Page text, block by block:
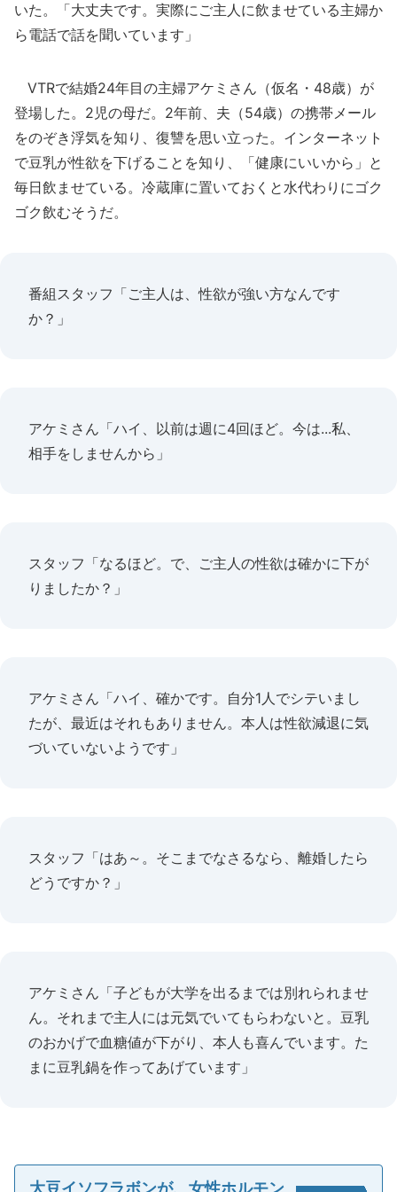
いた。「大丈夫です。実際にご主人に飲ませている主婦か
ら電話で話を聞いています」
VTRで結婚24年目の主婦アケミさん（仮名・48歳）が
登場した。2児の母だ。2年前、夫（54歳）の携帯メール
をのぞき浮気を知り、復讐を思い立った。インターネット
で豆乳が性欲を下げることを知り、「健康にいいから」と
毎日飲ませている。冷蔵庫に置いておくと水代わりにゴク
ゴク飲むそうだ。
番組スタッフ「ご主人は、性欲が強い方なんです
か？」
アケミさん「ハイ、以前は週に4回ほど。今は...私、
相手をしませんから」
スタッフ「なるほど。で、ご主人の性欲は確かに下が
りましたか？」
アケミさん「ハイ、確かです。自分1人でシテいまし
たが、最近はそれもありません。本人は性欲減退に気
づいていないようです」
スタッフ「はあ～。そこまでなさるなら、離婚したら
どうですか？」
アケミさん「子どもが大学を出るまでは別れられませ
ん。それまで主人には元気でいてもらわないと。豆乳
のおかげで血糖値が下がり、本人も喜んでいます。た
まに豆乳鍋を作ってあげています」
大豆イソフラボンが、女性ホルモン